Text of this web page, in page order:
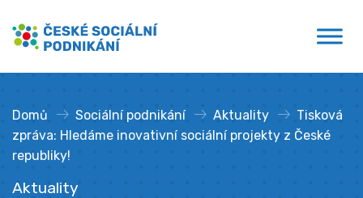
obsahu
České sociální podnikání
Domů » Sociální podnikání » Aktuality »
Tisková
zpráva: Hledáme inovativní sociální projekty z České
republiky!
Aktuality